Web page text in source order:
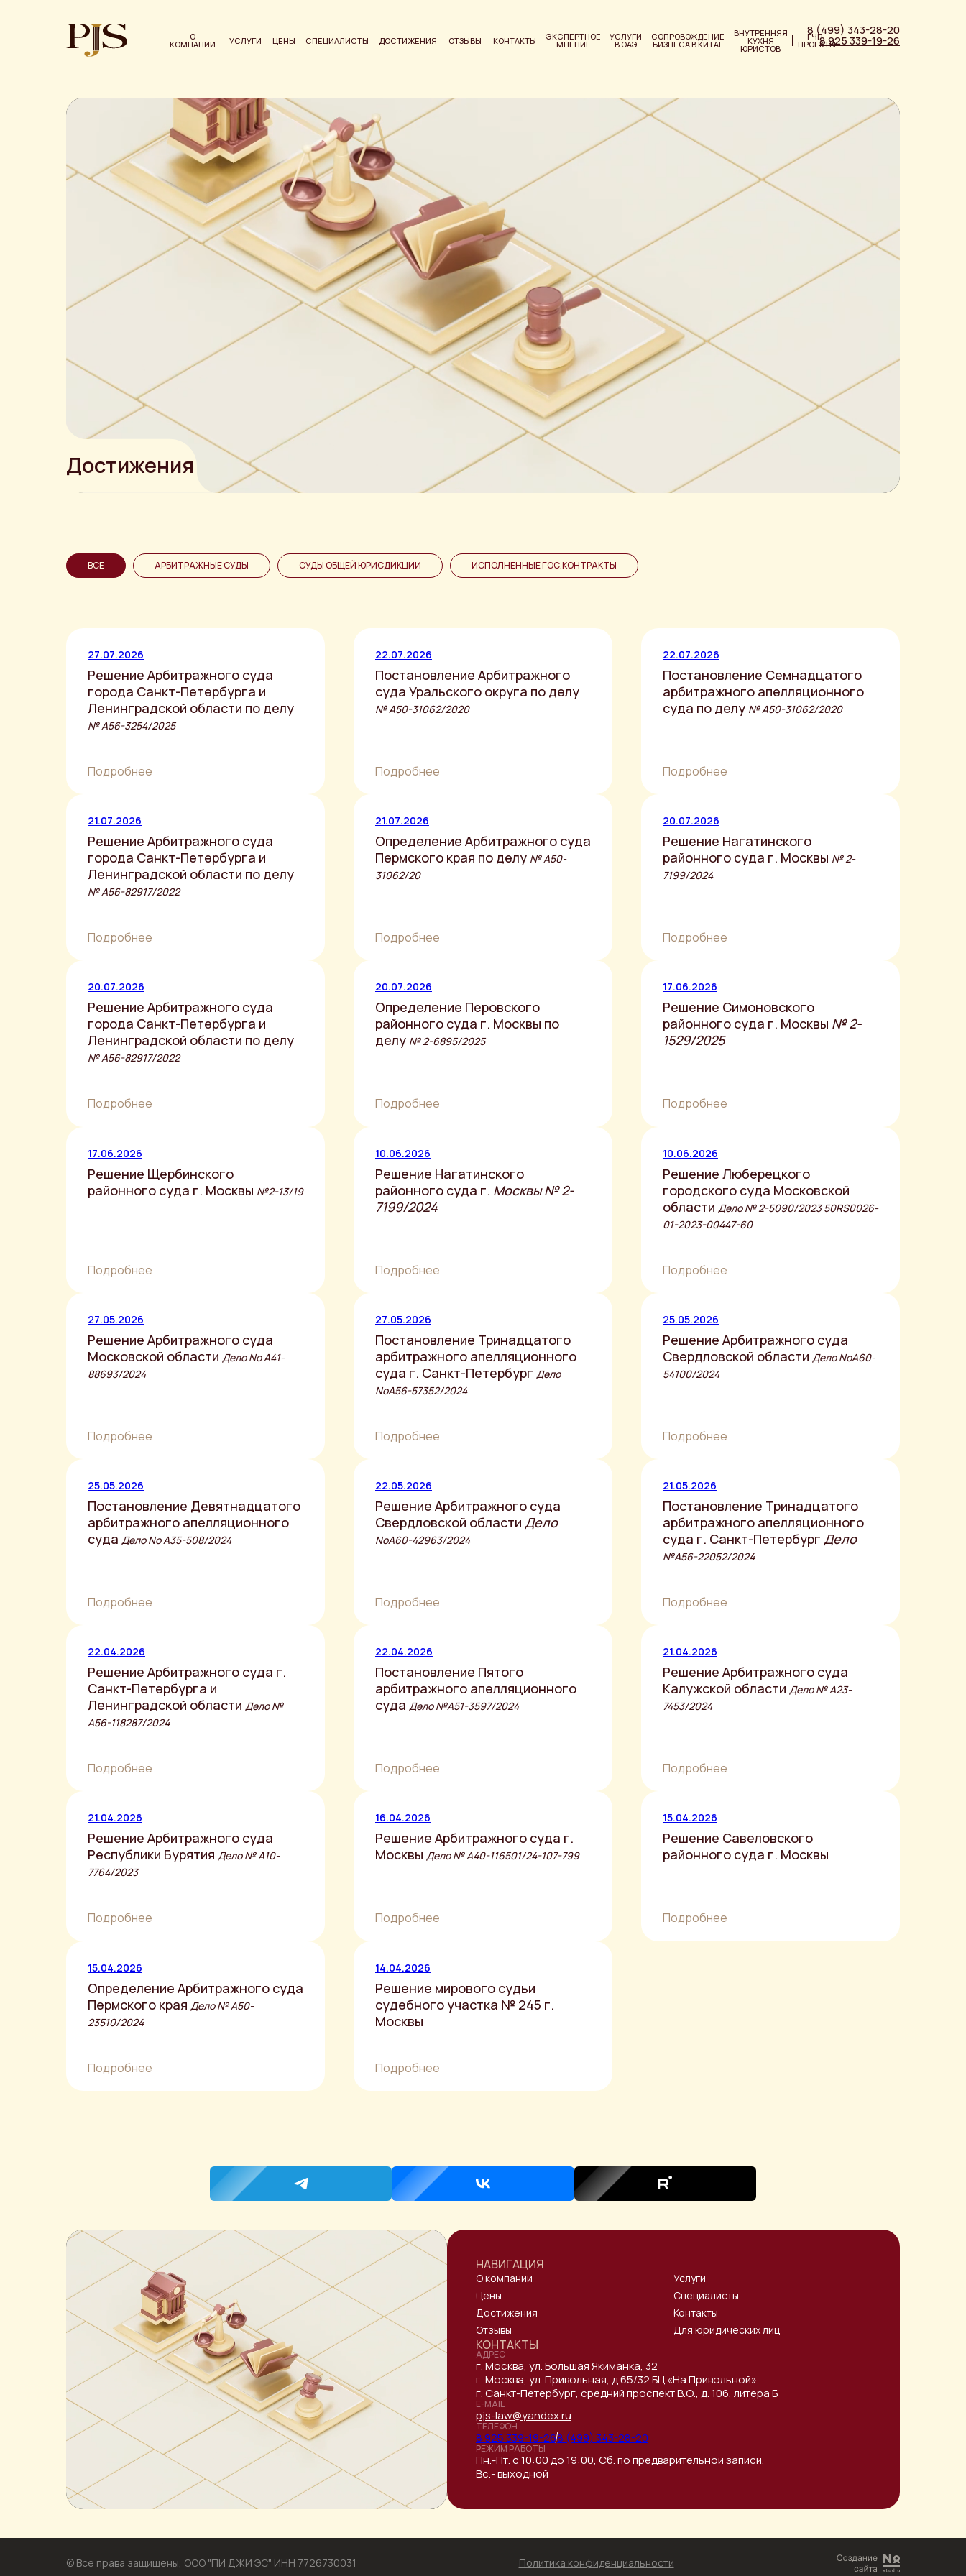
О
КОМПАНИИ УСЛУГИ ЦЕНЫ СПЕЦИАЛИСТЫ ДОСТИЖЕНИЯ ОТЗЫВЫ КОНТАКТЫ ЭКСПЕРТНОЕ
МНЕНИЕ
УСЛУГИ
В ОАЭ
СОПРОВОЖДЕНИЕ
БИЗНЕСА В КИТАЕ
ВНУТРЕННЯЯ
КУХНЯ
ЮРИСТОВ
ГЧП-
ПРОЕКТЫ
8 (499) 343-28-20
8 925 339-19-26
Достижения
ВСЕ АРБИТРАЖНЫЕ СУДЫ СУДЫ ОБЩЕЙ ЮРИСДИКЦИИ ИСПОЛНЕННЫЕ ГОС.КОНТРАКТЫ
27.07.2026
Решение Арбитражного суда
города Санкт-Петербурга и
Ленинградской области по делу
№ А56-3254/2025
Подробнее
22.07.2026
Постановление Арбитражного
суда Уральского округа по делу
№ А50-31062/2020
Подробнее
22.07.2026
Постановление Семнадцатого
арбитражного апелляционного
суда по делу № А50-31062/2020
Подробнее
21.07.2026
Решение Арбитражного суда
города Санкт-Петербурга и
Ленинградской области по делу
№ А56-82917/2022
Подробнее
21.07.2026
Определение Арбитражного суда
Пермского края по делу № А50-
31062/20
Подробнее
20.07.2026
Решение Нагатинского
районного суда г. Москвы № 2-
7199/2024
Подробнее
20.07.2026
Решение Арбитражного суда
города Санкт-Петербурга и
Ленинградской области по делу
№ А56-82917/2022
Подробнее
20.07.2026
Определение Перовского
районного суда г. Москвы по
делу № 2-6895/2025
Подробнее
17.06.2026
Решение Симоновского
районного суда г. Москвы № 2-
1529/2025
Подробнее
17.06.2026
Решение Щербинского
районного суда г. Москвы №2-13/19
Подробнее
10.06.2026
Решение Нагатинского
районного суда г. Москвы № 2-
7199/2024
Подробнее
10.06.2026
Решение Люберецкого
городского суда Московской
области Дело № 2-5090/2023 50RS0026-
01-2023-00447-60
Подробнее
27.05.2026
Решение Арбитражного суда
Московской области Дело No А41-
88693/2024
Подробнее
27.05.2026
Постановление Тринадцатого
арбитражного апелляционного
суда г. Санкт-Петербург Дело
NoА56-57352/2024
Подробнее
25.05.2026
Решение Арбитражного суда
Свердловской области Дело NoА60-
54100/2024
Подробнее
25.05.2026
Постановление Девятнадцатого
арбитражного апелляционного
суда Дело No А35-508/2024
Подробнее
22.05.2026
Решение Арбитражного суда
Свердловской области Дело
NoА60-42963/2024
Подробнее
21.05.2026
Постановление Тринадцатого
арбитражного апелляционного
суда г. Санкт-Петербург Дело
№А56-22052/2024
Подробнее
22.04.2026
Решение Арбитражного суда г.
Санкт-Петербурга и
Ленинградской области Дело №
А56-118287/2024
Подробнее
22.04.2026
Постановление Пятого
арбитражного апелляционного
суда Дело №А51-3597/2024
Подробнее
21.04.2026
Решение Арбитражного суда
Калужской области Дело № A23-
7453/2024
Подробнее
21.04.2026
Решение Арбитражного суда
Республики Бурятия Дело № А10-
7764/2023
Подробнее
16.04.2026
Решение Арбитражного суда г.
Москвы Дело № A40-116501/24-107-799
Подробнее
15.04.2026
Решение Савеловского
районного суда г. Москвы
Подробнее
15.04.2026
Определение Арбитражного суда
Пермского края Дело № A50-
23510/2024
Подробнее
14.04.2026
Решение мирового судьи
судебного участка № 245 г.
Москвы
Подробнее
НАВИГАЦИЯ
О компании
Цены
Достижения
Отзывы
Услуги
Специалисты
Контакты
Для юридических лиц
КОНТАКТЫ
АДРЕС
г. Москва, ул. Большая Якиманка, 32
г. Москва, ул. Привольная, д.65/32 БЦ «На Привольной»
г. Санкт-Петербург, средний проспект В.О., д. 106, литера Б
E-MAIL
pjs-law@yandex.ru
ТЕЛЕФОН
8 925 339-19-268 (499) 343-28-20
РЕЖИМ РАБОТЫ
Пн.-Пт. с 10:00 до 19:00, Сб. по предварительной записи,
Вс.- выходной
© Все права защищены, ООО "ПИ ДЖИ ЭС" ИНН 7726730031 Политика конфиденциальности